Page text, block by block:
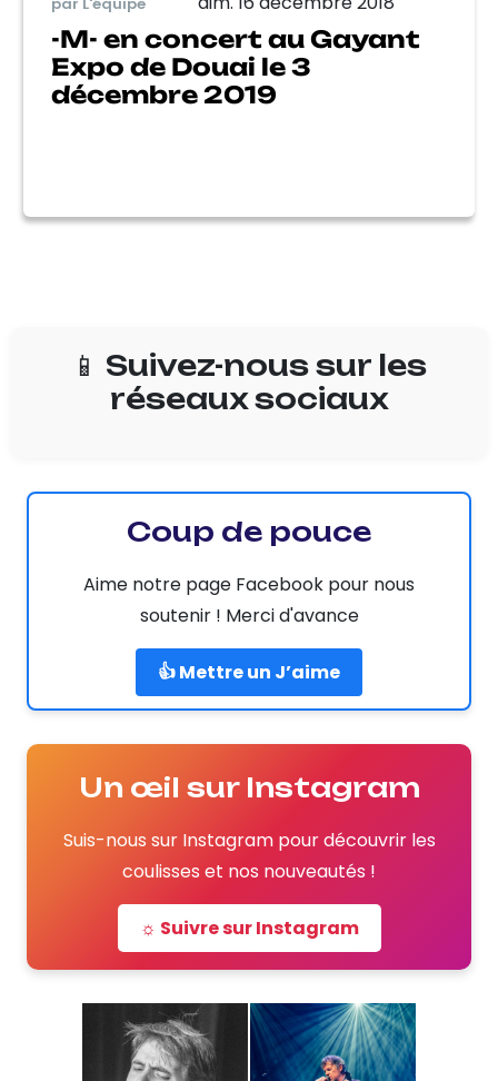
-M- en concert au Gayant
Expo de Douai le 3
décembre 2019
📱 Suivez-nous sur les
réseaux sociaux
Coup de pouce
Aime notre page Facebook pour nous
soutenir ! Merci d'avance
👍 Mettre un J’aime
Un œil sur Instagram
Suis-nous sur Instagram pour découvrir les
coulisses et nos nouveautés !
☼ Suivre sur Instagram